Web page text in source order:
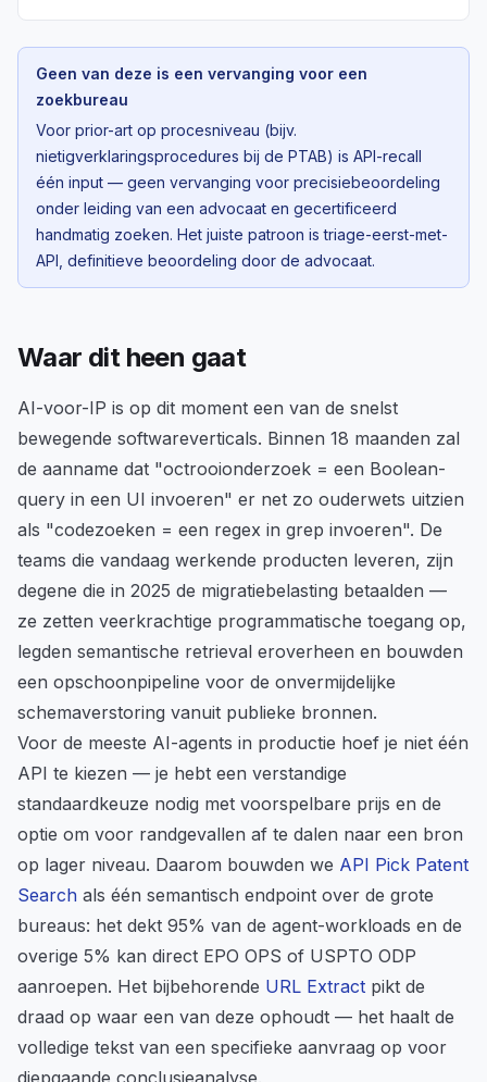
Geen van deze is een vervanging voor een
zoekbureau
Voor prior-art op procesniveau (bijv.
nietigverklaringsprocedures bij de PTAB) is API-recall
één input — geen vervanging voor precisiebeoordeling
onder leiding van een advocaat en gecertificeerd
handmatig zoeken. Het juiste patroon is triage-eerst-met-
API, definitieve beoordeling door de advocaat.
Waar dit heen gaat
AI-voor-IP is op dit moment een van de snelst
bewegende softwareverticals. Binnen 18 maanden zal
de aanname dat "octrooionderzoek = een Boolean-
query in een UI invoeren" er net zo ouderwets uitzien
als "codezoeken = een regex in grep invoeren". De
teams die vandaag werkende producten leveren, zijn
degene die in 2025 de migratiebelasting betaalden —
ze zetten veerkrachtige programmatische toegang op,
legden semantische retrieval eroverheen en bouwden
een opschoonpipeline voor de onvermijdelijke
schemaverstoring vanuit publieke bronnen.
Voor de meeste AI-agents in productie hoef je niet één
API te kiezen — je hebt een verstandige
standaardkeuze nodig met voorspelbare prijs en de
optie om voor randgevallen af te dalen naar een bron
op lager niveau. Daarom bouwden we API Pick Patent
Search als één semantisch endpoint over de grote
bureaus: het dekt 95% van de agent-workloads en de
overige 5% kan direct EPO OPS of USPTO ODP
aanroepen. Het bijbehorende URL Extract pikt de
draad op waar een van deze ophoudt — het haalt de
volledige tekst van een specifieke aanvraag op voor
diepgaande conclusieanalyse.